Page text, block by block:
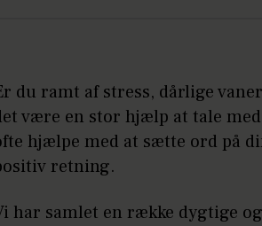
du ramt af stress, dårlige
være en stor hjælp at tale
hjælpe med at sætte ord på
retning.
har samlet en række dygtige